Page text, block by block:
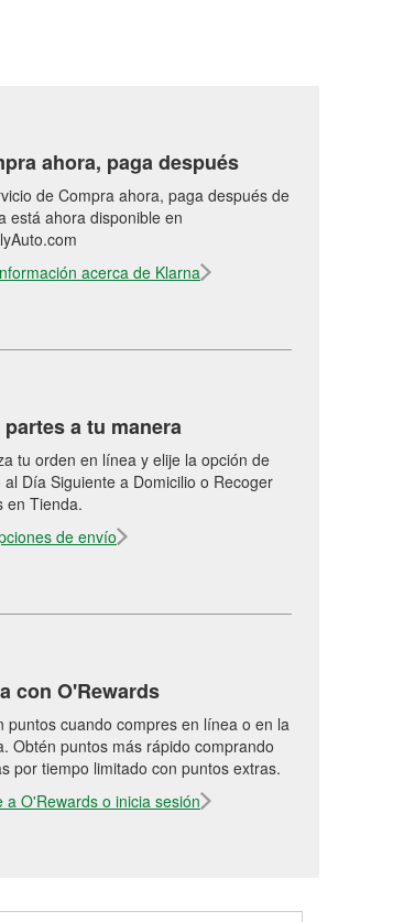
ahora, paga después
de Compra ahora, paga después de
está ahora disponible en
acerca de Klarna
partes a tu manera
tu orden en línea y elije la opción de
al Día Siguiente a Domicilio o Recoger
en Tienda.
de envío
con O'Rewards
puntos cuando compres en línea o en la
Obtén puntos más rápido comprando
por tiempo limitado con puntos extras.
a O'Rewards o inicia sesión